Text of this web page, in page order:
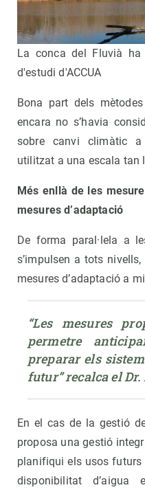
La conca del Fluvià
d'estudi d'ACCUA
Bona part dels
encara no s’havia
sobre canvi climàtic a
utilitzat a una escala tan
Més enllà de les
mesures d’adaptació
De forma paral·lela a
s’impulsen a tots
mesures d’adaptació a
“Les mesures
permetre
preparar els
futur” recalca el Dr.
En el cas de la gestió
proposa una gestió
planifiqui els usos futurs
disponibilitat d’aigua